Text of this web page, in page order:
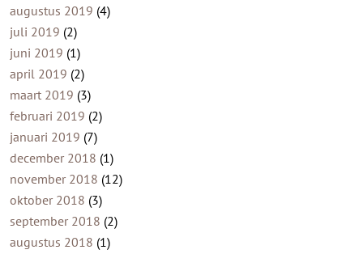
augustus 2019 (4)
juli 2019 (2)
juni 2019 (1)
april 2019 (2)
maart 2019 (3)
februari 2019 (2)
januari 2019 (7)
december 2018 (1)
november 2018 (12)
oktober 2018 (3)
september 2018 (2)
augustus 2018 (1)